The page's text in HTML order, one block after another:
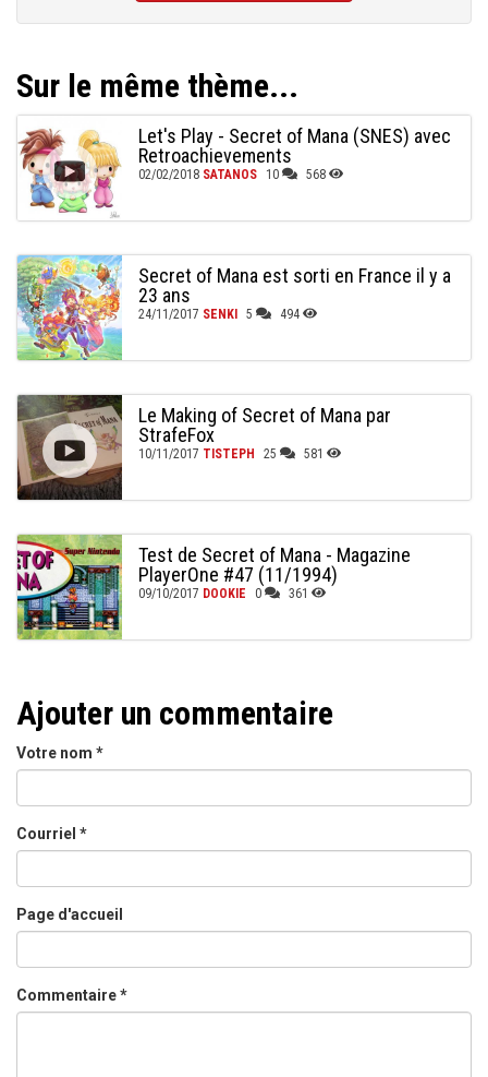
Sur le même thème...
Let's Play - Secret of Mana (SNES) avec
Retroachievements
02/02/2018 SATANOS 10 568
Secret of Mana est sorti en France il y a
23 ans
24/11/2017 SENKI 5 494
Le Making of Secret of Mana par
StrafeFox
10/11/2017 TISTEPH 25 581
Test de Secret of Mana - Magazine
PlayerOne #47 (11/1994)
09/10/2017 DOOKIE 0 361
Ajouter un commentaire
Votre nom *
Courriel *
Page d'accueil
Commentaire*